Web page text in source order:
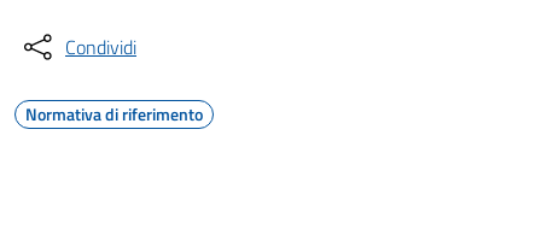
Condividi
Normativa di riferimento